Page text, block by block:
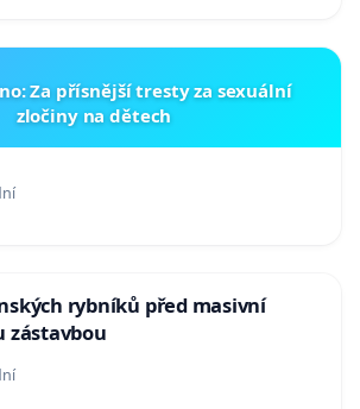
Za přísnější tresty za sexuální
zločiny na dětech
rybníků před masivní
zástavbou